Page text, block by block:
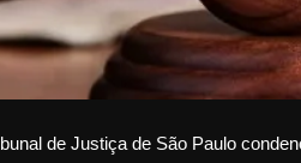
de Justiça de São Paulo